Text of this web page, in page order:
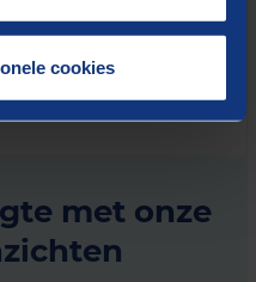
cookies
EUROPA: WIE ZIJN
KANS? (PDF)
met onze